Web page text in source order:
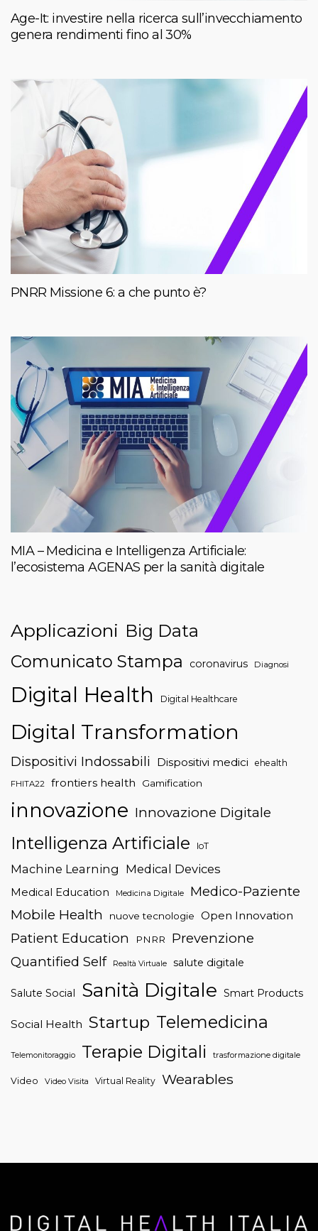
Age-It: investire nella ricerca sull’invecchiamento
genera rendimenti fino al 30%
PNRR Missione 6: a che punto è?
MIA – Medicina e Intelligenza Artificiale:
l’ecosistema AGENAS per la sanità digitale
Applicazioni Big Data
Comunicato Stampa
coronavirus Diagnosi
Digital Health Digital Healthcare
Digital Transformation
Dispositivi Indossabili Dispositivi medici ehealth
FHITA22 frontiers health Gamification
innovazione Innovazione Digitale
Intelligenza Artificiale IoT
Machine Learning Medical Devices
Medical Education Medicina Digitale
Medico-Paziente
Mobile Health
nuove tecnologie Open Innovation
Patient Education PNRR
Prevenzione
Quantified Self
Realtà Virtuale salute digitale
Salute Social Sanità Digitale Smart Products
Social Health Startup Telemedicina
Telemonitoraggio Terapie Digitali trasformazione digitale
Video Video Visita Virtual Reality Wearables